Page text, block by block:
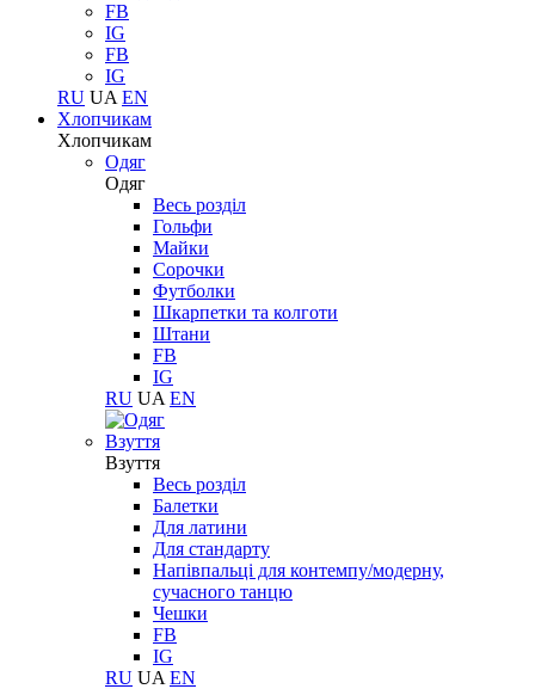
FB
IG
FB
IG
RU UA EN
Хлопчикам
Хлопчикам
Одяг
Одяг
Весь розділ
Гольфи
Майки
Сорочки
Футболки
Шкарпетки та колготи
Штани
FB
IG
RU UA EN
Взуття
Взуття
Весь розділ
Балетки
Для латини
Для стандарту
Напівпальці для контемпу/модерну,
сучасного танцю
Чешки
FB
IG
RU UA EN